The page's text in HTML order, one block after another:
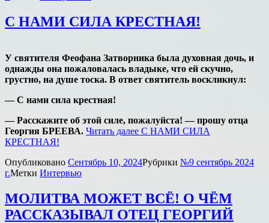
С НАМИ СИЛА КРЕСТНАЯ!
У святителя Феофана Затворника была духовная дочь, и
однажды она пожаловалась владыке, что ей скучно,
грустно, на душе тоска. В ответ святитель воскликнул:
— С нами сила крестная!
— Расскажите об этой силе, пожалуйста! — прошу отца
Георгия БРЕЕВА. Читать далее С НАМИ СИЛА
КРЕСТНАЯ!
Опубликовано Сентябрь 10, 2024Рубрики №9 сентябрь 2024
г.Метки Интервью
МОЛИТВА МОЖЕТ ВСЁ! О ЧЁМ
РАССКАЗЫВАЛ ОТЕЦ ГЕОРГИЙ